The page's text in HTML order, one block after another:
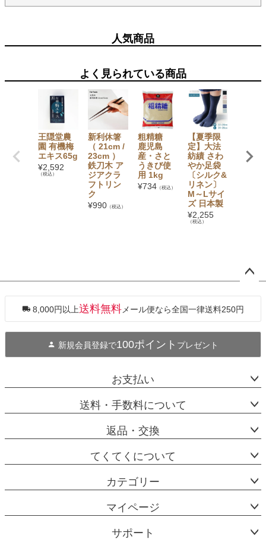
人気商品
よく見られている商品
王隠堂農
園 有機梅
エキス65g
¥2,592
（税込）
新利休箸
（ 21cm /
23cm ）
鉄刀木 ア
ジアクラ
フトリン
ク
¥990 （税込）
粗精糖
鹿児島
産・さと
うきび使
用 1kg
¥734 （税込）
【夏季限
定】大法
紡績 さわ
やか足袋
〔シルク&
リネン〕
M～Lサイ
ズ 日本製
¥2,255
（税込）
ロス
ジト
へ
8,000円以上送料無料 メール便なら全国一律送料250円
新規会員登録で100ポイント プレゼント
お支払い
送料・手数料について
返品・交換
てくてくについて
カテゴリー
マイページ
サポート